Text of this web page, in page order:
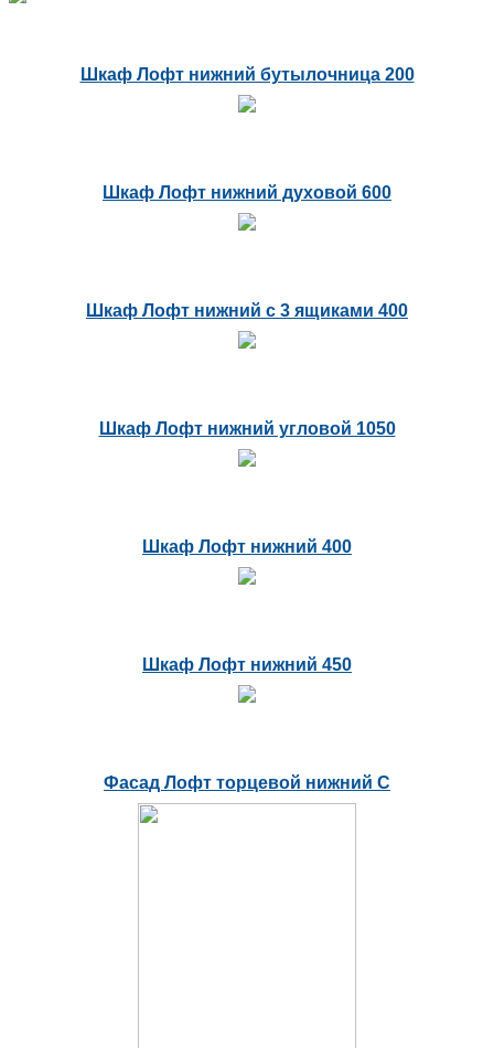
Шкаф Лофт нижний бутылочница 200
Шкаф Лофт нижний духовой 600
Шкаф Лофт нижний с 3 ящиками 400
Шкаф Лофт нижний угловой 1050
Шкаф Лофт нижний 400
Шкаф Лофт нижний 450
Фасад Лофт торцевой нижний С